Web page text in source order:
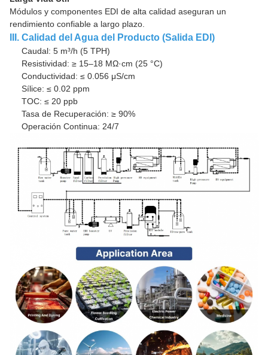
Módulos y componentes EDI de alta calidad aseguran un
rendimiento confiable a largo plazo.
III. Calidad del Agua del Producto (Salida EDI)
Caudal: 5 m³/h (5 TPH)
Resistividad: ≥ 15–18 MΩ·cm (25 °C)
Conductividad: ≤ 0.056 μS/cm
Sílice: ≤ 0.02 ppm
TOC: ≤ 20 ppb
Tasa de Recuperación: ≥ 90%
Operación Continua: 24/7